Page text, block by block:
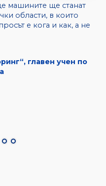
машините ще станат
области, в които
е кога и как, а не
главен учен по